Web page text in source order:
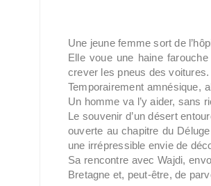
Une jeune femme sort de
Elle voue une haine
crever les pneus des voitures.
Temporairement amnésique,
Un homme va l’y aider, sans
Le souvenir d’un désert
ouverte au chapitre du
une irrépressible envie de
Sa rencontre avec Wajdi,
Bretagne et, peut-être, de